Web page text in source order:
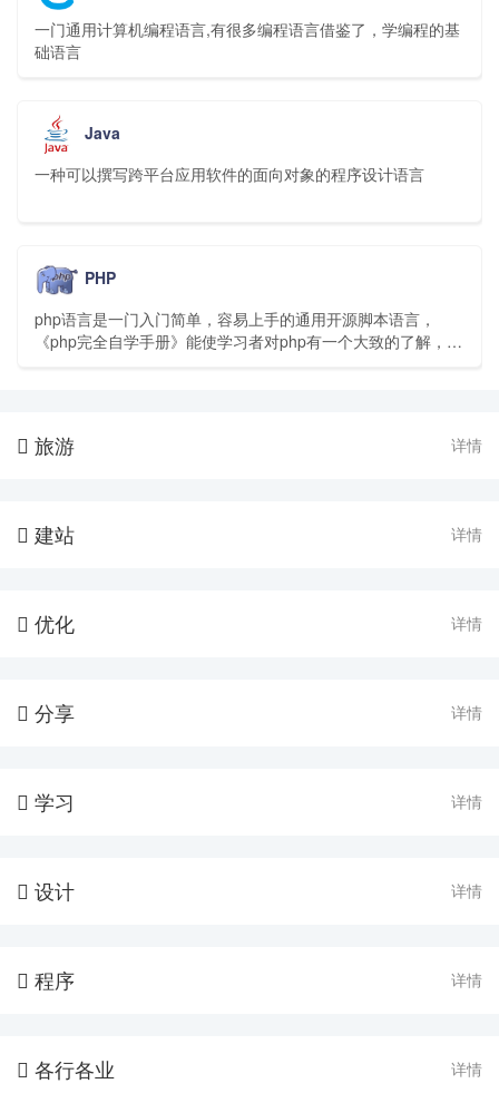
一门通用计算机编程语言,有很多编程语言借鉴了，学编程的基
础语言
Java
一种可以撰写跨平台应用软件的面向对象的程序设计语言
PHP
php语言是一门入门简单，容易上手的通用开源脚本语言，
《php完全自学手册》能使学习者对php有一个大致的了解，并
 旅游 详情
 建站 详情
 优化 详情
 分享 详情
 学习 详情
 设计 详情
 程序 详情
 各行各业 详情